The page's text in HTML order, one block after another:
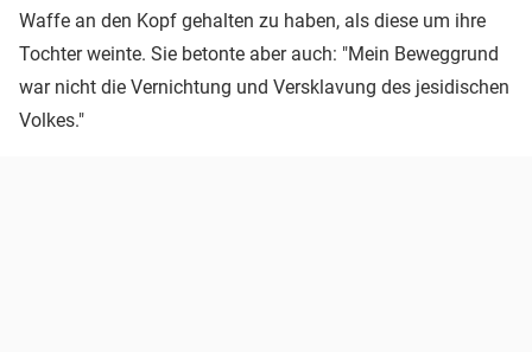
Waffe an den Kopf gehalten zu haben, als diese um ihre
Tochter weinte. Sie betonte aber auch: "Mein Beweggrund
war nicht die Vernichtung und Versklavung des jesidischen
Volkes."